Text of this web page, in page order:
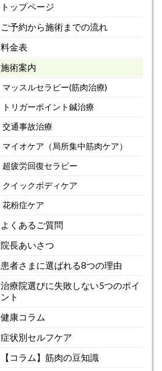
トップページ
ご予約から施術までの流れ
料金表
施術案内
マッスルセラピー(筋肉治療)
トリガーポイント鍼治療
交通事故治療
マイオケア（局所集中筋肉ケア）
超疲労回復セラピー
クイックボディケア
花粉症ケア
よくあるご質問
院長あいさつ
患者さまに選ばれる8つの理由
治療院選びに失敗しない5つのポイ
ント
健康コラム
症状別セルフケア
【コラム】筋肉の豆知識